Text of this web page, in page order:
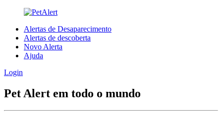
Alertas de Desaparecimento
Alertas de descoberta
Novo Alerta
Ajuda
Login
Pet Alert em todo o mundo